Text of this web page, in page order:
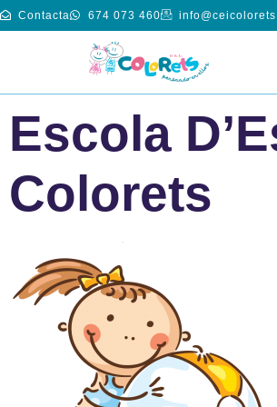
Contacta 674 073 460 info@ceicolorets
Escola
Colorets